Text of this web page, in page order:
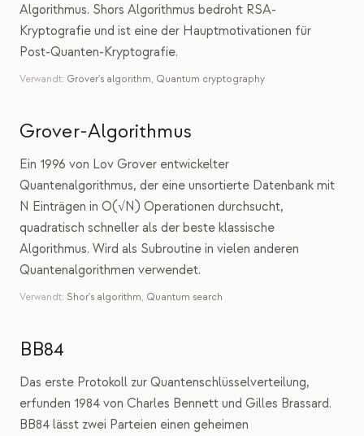
Algorithmus. Shors Algorithmus bedroht RSA-
Kryptografie und ist eine der Hauptmotivationen für
Post-Quanten-Kryptografie.
Verwandt: Grover's algorithm, Quantum cryptography
Grover-Algorithmus
Ein 1996 von Lov Grover entwickelter
Quantenalgorithmus, der eine unsortierte Datenbank mit
N Einträgen in O(√N) Operationen durchsucht,
quadratisch schneller als der beste klassische
Algorithmus. Wird als Subroutine in vielen anderen
Quantenalgorithmen verwendet.
Verwandt: Shor's algorithm, Quantum search
BB84
Das erste Protokoll zur Quantenschlüsselverteilung,
erfunden 1984 von Charles Bennett und Gilles Brassard.
BB84 lässt zwei Parteien einen geheimen